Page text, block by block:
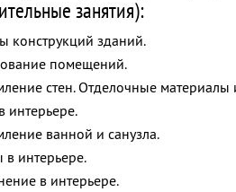
занятия):
конструкций зданий.
помещений.
стен. Отделочные материалы
интерьере.
ванной и санузла.
интерьере.
в интерьере.